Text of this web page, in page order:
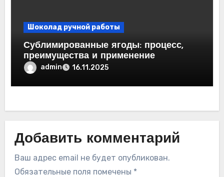
Шоколад ручной работы
Сублимированные ягоды: процесс,
преимущества и применение
admin 16.11.2025
Добавить комментарий
Ваш адрес email не будет опубликован.
Обязательные поля помечены *